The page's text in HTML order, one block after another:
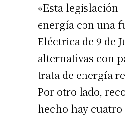
«Esta legislación
energía con una
Eléctrica de 9 de
alternativas con
trata de energía
Por otro lado,
hecho hay